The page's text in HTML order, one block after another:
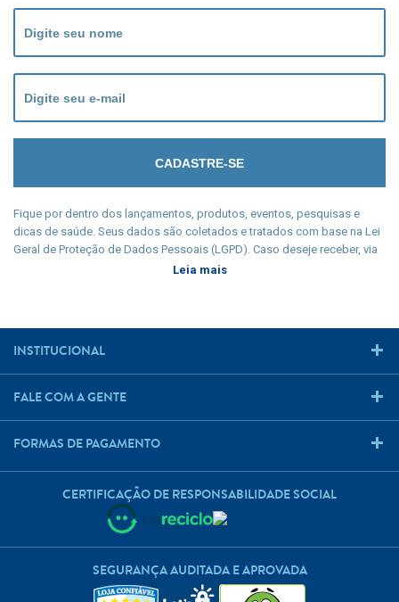
Fique por dentro dos lançamentos, produtos, eventos, pesquisas e
dicas de saúde. Seus dados são coletados e tratados com base na Lei
Geral de Proteção de Dados Pessoais (LGPD). Caso deseje receber, via
e-mail, qualquer tipo de comunicação, cadastre seu e-mail e participe
Leia mais
INSTITUCIONAL
FALE COM A GENTE
FORMAS DE PAGAMENTO
CERTIFICAÇÃO DE RESPONSABILIDADE SOCIAL
SEGURANÇA AUDITADA E APROVADA